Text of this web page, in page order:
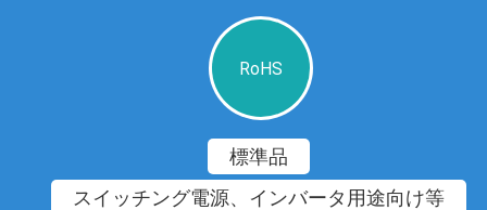
RoHS
標準品
スイッチング電源、インバータ用途向け等